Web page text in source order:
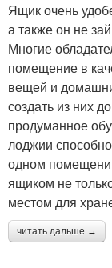
Ящик очень
а также он не
Многие
помещение в
вещей и
создать из них
продуманное
лоджии
одном
ящиком не
местом для
читать дальше →